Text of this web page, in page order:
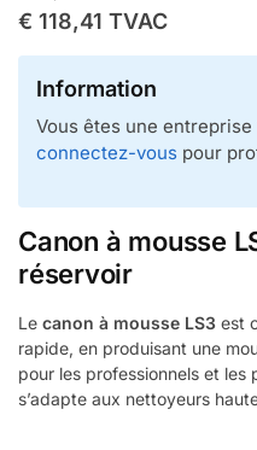
€ 118,41 TVAC
Information
Vous êtes une entreprise
connectez-vous pour
Canon à mousse
réservoir
Le canon à mousse LS3 est
rapide, en produisant une
pour les professionnels et les
s’adapte aux nettoyeurs